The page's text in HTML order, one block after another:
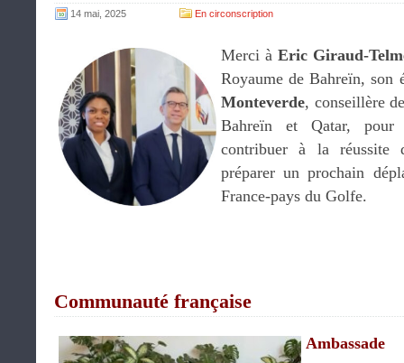
14 mai, 2025 En circonscription
Merci à Eric Giraud-
Royaume de Bahreïn, son
Monteverde, conseillère
Bahreïn et Qatar,
contribuer à la réussite
préparer un prochain
France-pays du Golfe.
Communauté française
Ambassade